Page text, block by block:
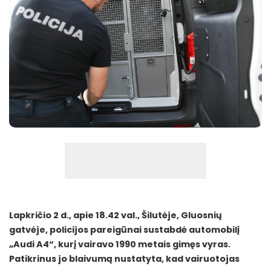
Lapkričio 2 d., apie 18.42 val., Šilutėje, Gluosnių
gatvėje, policijos pareigūnai sustabdė automobilį
„Audi A4“, kurį vairavo 1990 metais gimęs vyras.
Patikrinus jo blaivumą nustatyta, kad vairuotojas